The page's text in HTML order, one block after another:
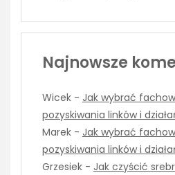
Najnowsze
Wicek - Jak wybrać
pozyskiwania linków i
Marek - Jak wybrać
pozyskiwania linków i
Grzesiek - Jak czyścić